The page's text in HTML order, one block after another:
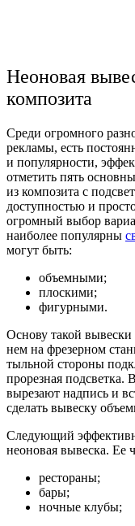
Неоновая
композита
Среди огромного
рекламы, есть
и популярности,
отметить пять
из композита с
доступностью и
огромный выбор
наиболее популярны
могут быть:
объемными;
плоскими;
фигурными.
Основу такой
нем на фрезерном
тыльной стороны
прорезная подсветка.
вырезают надпись и
сделать вывеску
Следующий
неоновая вывеска. Ее
рестораны;
бары;
ночные клубы;